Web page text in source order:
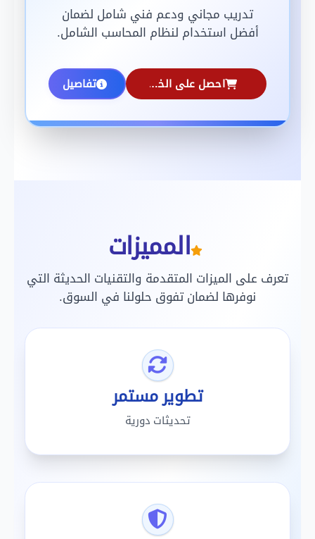
تدريب مجاني ودعم فني شامل لضمان
أفضل استخدام لنظام المحاسب الشامل.
احصل على الخدمة تفاصيل
المميزات
تعرف على الميزات المتقدمة والتقنيات الحديثة التي
نوفرها لضمان تفوق حلولنا في السوق.
تطوير مستمر
تحديثات دورية